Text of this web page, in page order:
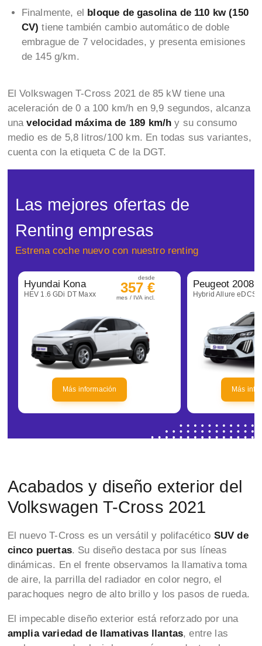
Finalmente, el bloque de gasolina de 110 kw (150
CV) tiene también cambio automático de doble
embrague de 7 velocidades, y presenta emisiones
de 145 g/km.
El Volkswagen T-Cross 2021 de 85 kW tiene una
aceleración de 0 a 100 km/h en 9,9 segundos, alcanza
unavelocidad máxima de 189 km/h y su consumo
medio es de 5,8 litros/100 km. En todas sus variantes,
cuenta con la etiqueta C de la DGT.
Las mejores ofertas de
Renting empresas
Estrena coche nuevo con nuestro renting
Hyundai Kona
HEV 1.6 GDi DT Maxx
desde
357 €
mes / IVA incl.
Más información
Peugeot 2008
Hybrid Allure eDCS6
Más
Acabados y diseño exterior del
Volkswagen T-Cross 2021
El nuevo T-Cross es un versátil y polifacético SUV de
cinco puertas. Su diseño destaca por sus líneas
dinámicas. En el frente observamos la llamativa toma
de aire, la parrilla del radiador en color negro, el
parachoques negro de alto brillo y los pasos de rueda.
El impecable diseño exterior está reforzado por una
amplia variedad de llamativas llantas, entre las